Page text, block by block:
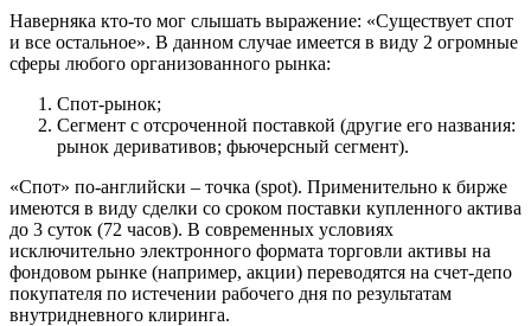
Наверняка кто-то мог слышать выражение: «Существует спот
и все остальное». В данном случае имеется в виду 2 огромные
сферы любого организованного рынка:
Спот-рынок;
Сегмент с отсроченной поставкой (другие его названия:
рынок деривативов; фьючерсный сегмент).
«Спот» по-английски – точка (spot). Применительно к бирже
имеются в виду сделки со сроком поставки купленного актива
до 3 суток (72 часов). В современных условиях
исключительно электронного формата торговли активы на
фондовом рынке (например, акции) переводятся на счет-депо
покупателя по истечении рабочего дня по результатам
внутридневного клиринга.